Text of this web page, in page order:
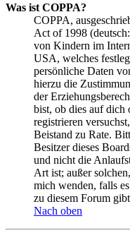
Was ist COPPA?
COPPA,
Act of 1998
von Kindern im
USA, welches
persönliche Daten
hierzu die
der
bist, ob dies auf dich
registrieren
Beistand zu Rate.
Besitzer dieses
und nicht die
Art ist; außer
mich wenden, falls
zu diesem Forum
Nach oben